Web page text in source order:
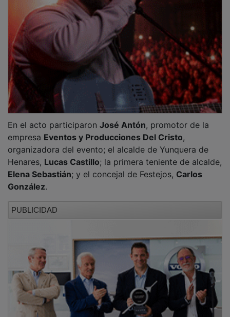
En el acto participaron José Antón, promotor de la
empresa Eventos y Producciones Del Cristo,
organizadora del evento; el alcalde de Yunquera de
Henares, Lucas Castillo; la primera teniente de alcalde,
Elena Sebastián; y el concejal de Festejos, Carlos
González.
PUBLICIDAD